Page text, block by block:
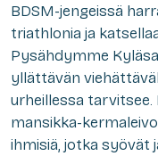
BDSM-jengeissä
triathlonia ja
Pysähdymme
yllättävän
urheillessa
mansikka-
ihmisiä, jotka syövät